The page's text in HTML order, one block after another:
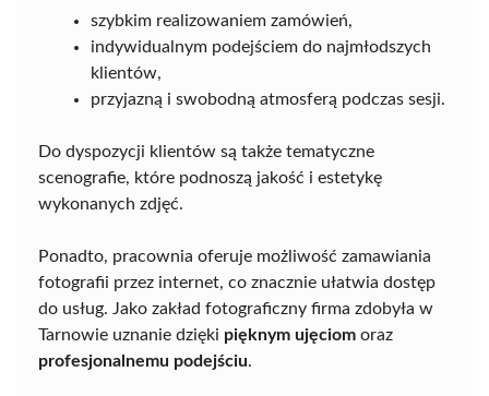
szybkim realizowaniem zamówień,
indywidualnym podejściem do najmłodszych
klientów,
przyjazną i swobodną atmosferą podczas sesji.
Do dyspozycji klientów są także tematyczne
scenografie, które podnoszą jakość i estetykę
wykonanych zdjęć.
Ponadto, pracownia oferuje możliwość zamawiania
fotografii przez internet, co znacznie ułatwia dostęp
do usług. Jako zakład fotograficzny firma zdobyła w
Tarnowie uznanie dzięki pięknym ujęciom oraz
profesjonalnemu podejściu.